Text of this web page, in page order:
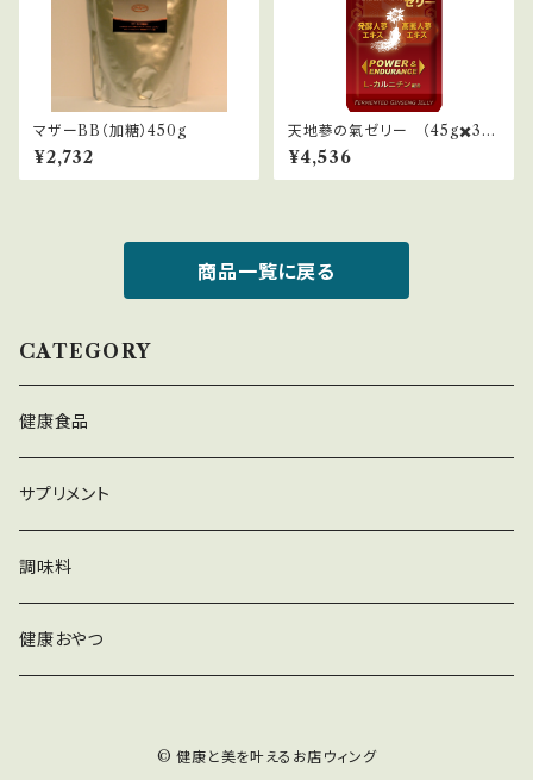
マザーBB（加糖）450g
¥2,732
天地蔘の氣ゼリー （45g✖️30
本）１ケース
¥4,536
商品一覧に戻る
CATEGORY
健康食品
サプリメント
調味料
健康おやつ
© 健康と美を叶えるお店ウィング